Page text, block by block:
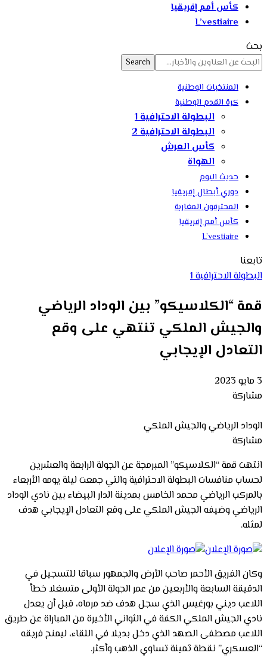
كأس أمم إفريقيا
L’vestiaire
بحث
المنتخبات الوطنية
كرة القدم الوطنية
البطولة الاحترافية 1
البطولة الاحترافية 2
كأس العرش
الهواة
حديث اليوم
دوري أبطال إفريقيا
المحترفون المغاربة
كأس أمم إفريقيا
L’vestiaire
تابعنا
البطولة الاحترافية 1
قمة “الكلاسيكو” بين الوداد الرياضي
والجيش الملكي تنتهي على وقع
التعادل الإيجابي
3 مايو 2023
مشاركة
الوداد الرياضي والجيش الملكي
مشاركة
انتهت قمة “الكلاسيكو” المبرمجة عن الجولة الرابعة والعشرين
لحساب منافسات البطولة الاحترافية والتي جمعت ليلة يومه الأربعاء
بالمركب الرياضي محمد الخامس بمدينة الدار البيضاء بين نادي الوداد
الرياضي وضيفه الجيش الملكي على وقع التعادل الإيجابي هدف
لمثله.
وكان الفريق الأحمر صاحب الأرض والجمهور سباقا للتسجيل في
الدقيقة السابعة والأربعين من عمر الجولة الأولى متسغلا خطأ
اللاعب ديني بورغيس الذي سجل هدف ضد مرماه، قبل أن يعدل
نادي الجيش الملكي الكفة في الثواني الأخيرة من المباراة عن طريق
اللاعب مصطفى الصهد الذي دخل بديلا في اللقاء، ليمنح فريقه
“العسكري” نقطة ثمينة تساوي الذهب وأكثر.